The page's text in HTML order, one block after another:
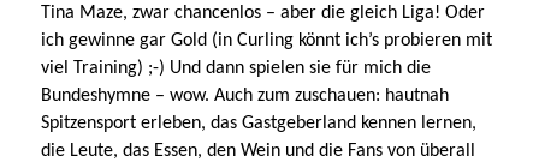
Tina Maze, zwar chancenlos – aber die gleich Liga! Oder
ich gewinne gar Gold (in Curling könnt ich’s probieren mit
viel Training) ;-) Und dann spielen sie für mich die
Bundeshymne – wow. Auch zum zuschauen: hautnah
Spitzensport erleben, das Gastgeberland kennen lernen,
die Leute, das Essen, den Wein und die Fans von überall